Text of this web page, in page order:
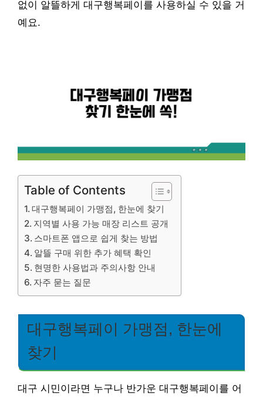
없이 알뜰하게 대구행복페이를 사용하실 수 있을 거
예요.
Table of Contents
대구행복페이 가맹점, 한눈에 찾기
지역별 사용 가능 매장 리스트 공개
스마트폰 앱으로 쉽게 찾는 방법
알뜰 구매 위한 추가 혜택 확인
현명한 사용법과 주의사항 안내
자주 묻는 질문
대구행복페이 가맹점, 한눈에
찾기
대구 시민이라면 누구나 반가운 대구행복페이를 어